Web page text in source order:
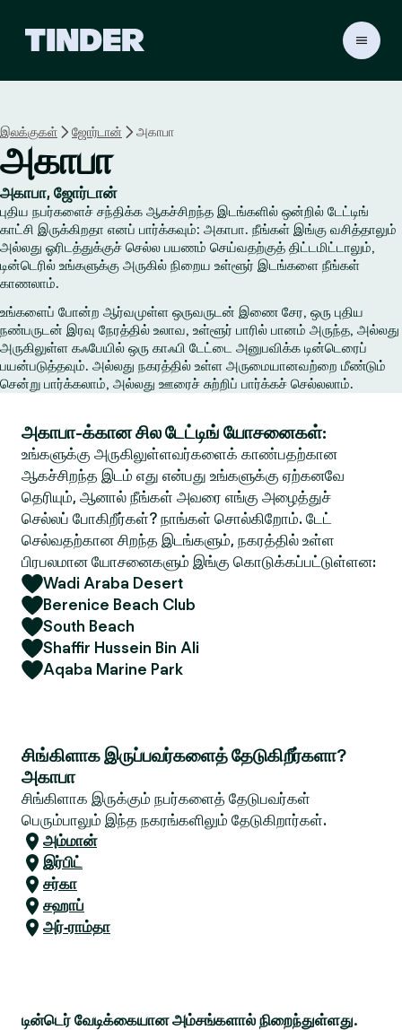
ம்
இலக்குகள் ஜோர்டான் அகாபா
அகாபா
அகாபா, ஜோர்டான்
புதிய நபர்களைச் சந்திக்க ஆகச்சிறந்த இடங்களில் ஒன்றில் டேட்டிங்
காட்சி இருக்கிறதா எனப் பார்க்கவும்: அகாபா. நீங்கள் இங்கு வசித்தாலும்
அல்லது ஓரிடத்துக்குச் செல்ல பயணம் செய்வதற்குத் திட்டமிட்டாலும்,
டின்டெரில் உங்களுக்கு அருகில் நிறைய உள்ளூர் இடங்களை நீங்கள்
காணலாம்.
உங்களைப் போன்ற ஆர்வமுள்ள ஒருவருடன் இணை சேர, ஒரு புதிய
நண்பருடன் இரவு நேரத்தில் உலாவ, உள்ளூர் பாரில் பானம் அருந்த, அல்லது
அருகிலுள்ள கஃபேயில் ஒரு காஃபி டேட்டை அனுபவிக்க டின்டெரைப்
பயன்படுத்தவும். அல்லது நகரத்தில் உள்ள அருமையானவற்றை மீண்டும்
சென்று பார்க்கலாம், அல்லது ஊரைச் சுற்றிப் பார்க்கச் செல்லலாம்.
அகாபா-க்கான சில டேட்டிங் யோசனைகள்:
உங்களுக்கு அருகிலுள்ளவர்களைக் காண்பதற்கான
ஆகச்சிறந்த இடம் எது என்பது உங்களுக்கு ஏற்கனவே
தெரியும், ஆனால் நீங்கள் அவரை எங்கு அழைத்துச்
செல்லப் போகிறீர்கள்? நாங்கள் சொல்கிறோம். டேட்
செல்வதற்கான சிறந்த இடங்களும், நகரத்தில் உள்ள
பிரபலமான யோசனைகளும் இங்கு கொடுக்கப்பட்டுள்ளன:
Wadi Araba Desert
Berenice Beach Club
South Beach
Shaffir Hussein Bin Ali
Aqaba Marine Park
சிங்கிளாக இருப்பவர்களைத் தேடுகிறீர்களா?
அகாபா
சிங்கிளாக இருக்கும் நபர்களைத் தேடுபவர்கள்
பெரும்பாலும் இந்த நகரங்களிலும் தேடுகிறார்கள்.
அம்மான்
இர்பிட்
சர்கா
சஹாப்
அர்-ராம்தா
டின்டெர் வேடிக்கையான அம்சங்களால் நிறைந்துள்ளது.